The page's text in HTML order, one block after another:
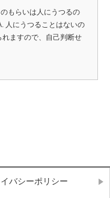
もらいは人にうつるの
人にうつることはないの
ますので、自己判断せ
バシーポリシー